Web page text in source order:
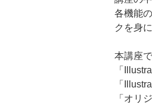
各機能
クを身
本講座
「
「
「オリ